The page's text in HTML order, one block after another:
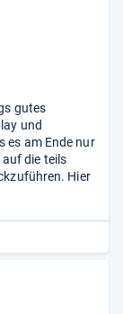
gutes
und
es am Ende nur
auf die teils
Hier